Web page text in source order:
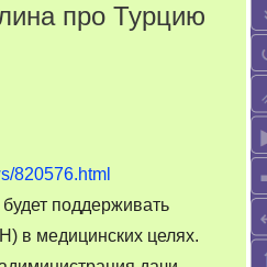
про Турцию
820576.html
будет поддерживать
в медицинских целях.